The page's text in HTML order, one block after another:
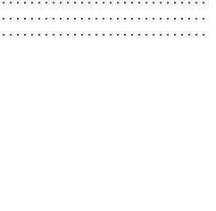
. . . . . . . . . . . . . . . . . . . . . . . . . . . .
. . . . . . . . . . . . . . . . . . . . . . . . . . . .